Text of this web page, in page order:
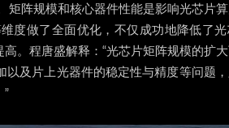
矩阵规模和核心器件性能是影响光芯片
度做了全面优化，不仅成功地降低了
。程唐盛解释：“光芯片矩阵规模的扩
及片上光器件的稳定性与精度等问题
”